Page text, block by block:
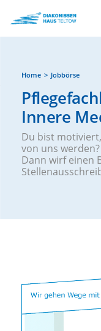
Home Jobbörse
Innere
Du bist
von uns werden?
Dann wirf einen